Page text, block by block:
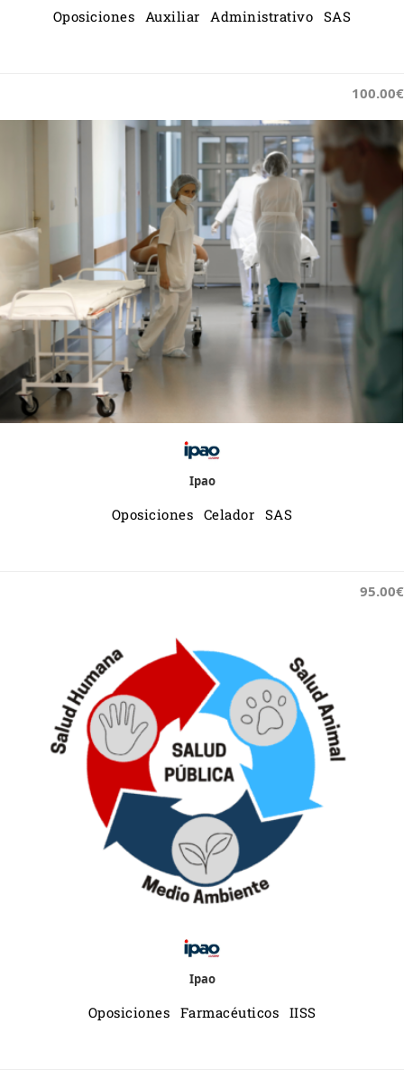
Oposiciones Auxiliar Administrativo SAS
100.00€
Ipao
Oposiciones Celador SAS
95.00€
Ipao
Oposiciones Farmacéuticos IISS